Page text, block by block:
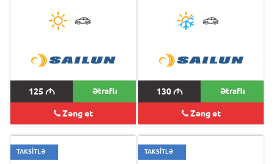
125 M Ətraflı
Zəng et
130M Ətraflı
Zəng et
TAKSİTLƏ TAKSİTLƏ